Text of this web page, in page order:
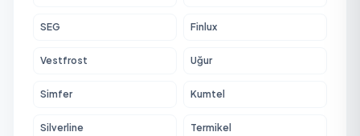
SEG Finlux
Vestfrost Uğur
Simfer Kumtel
Silverline Termikel